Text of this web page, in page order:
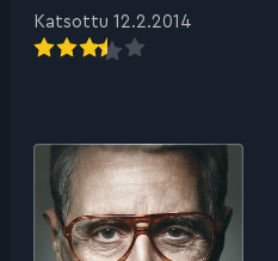
Katsottu 12.2.2014